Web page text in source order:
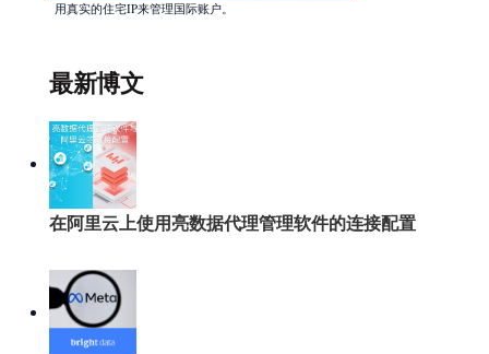
用真实的住宅IP来管理国际账户。
最新博文
在阿里云上使用亮数据代理管理软件的连接配置